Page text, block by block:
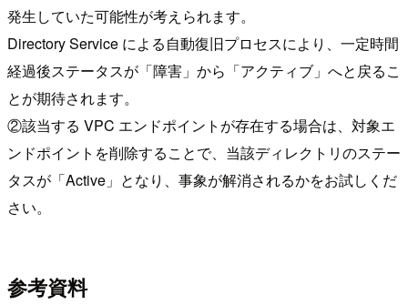
発生していた可能性が考えられます。
Directory Service による自動復旧プロセスにより、一定時間
経過後ステータスが「障害」から「アクティブ」へと戻るこ
とが期待されます。
②該当する VPC エンドポイントが存在する場合は、対象エ
ンドポイントを削除することで、当該ディレクトリのステー
タスが「Active」となり、事象が解消されるかをお試しくだ
さい。
参考資料